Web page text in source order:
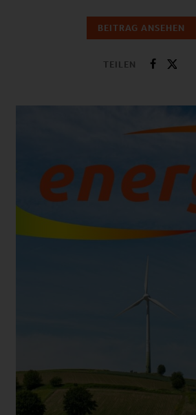
BEITRAG ANSEHEN
TEILEN